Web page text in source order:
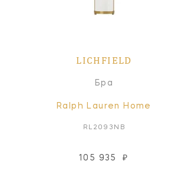
LICHFIELD
Бра
Ralph Lauren Home
RL2093NB
105 935 ₽